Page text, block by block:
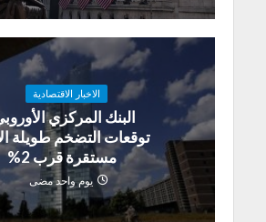
الاخبار الاقتصادية
البنك المركزي
توقعات التضخم طويلة
مستقرة قرب 2%
يوم واحد مضى